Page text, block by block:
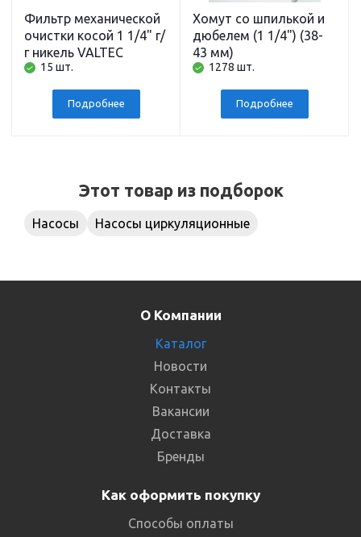
Фильтр механической
очистки косой 1 1/4" г/
г никель VALTEC
15 шт.
Подробнее
Хомут со шпилькой и
дюбелем (1 1/4") (38-
43 мм)
1278 шт.
Подробнее
Этот товар из подборок
Насосы Насосы циркуляционные
О Компании
Каталог
Новости
Контакты
Вакансии
Доставка
Бренды
Как оформить покупку
Способы оплаты